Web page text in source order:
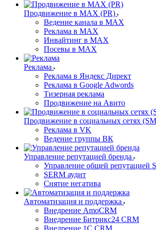
Продвижение в MAX (PR)
Ведение канала в MAX
Реклама в MAX
Инвайтинг в MAX
Посевы в MAX
Реклама
Реклама в Яндекс Директ
Реклама в Google Adwords
Тизерная реклама
Продвижение на Авито
Продвижение в социальных сетях
Реклама в VK
Ведение группы ВК
Управление репутацией бренда
Управление общей репутацией
SERM аудит
Снятие негатива
Автоматизация и поддержка
Внедрение AmoCRM
Внедрение Битрикс24 CRM
Внедрение 1C CRM